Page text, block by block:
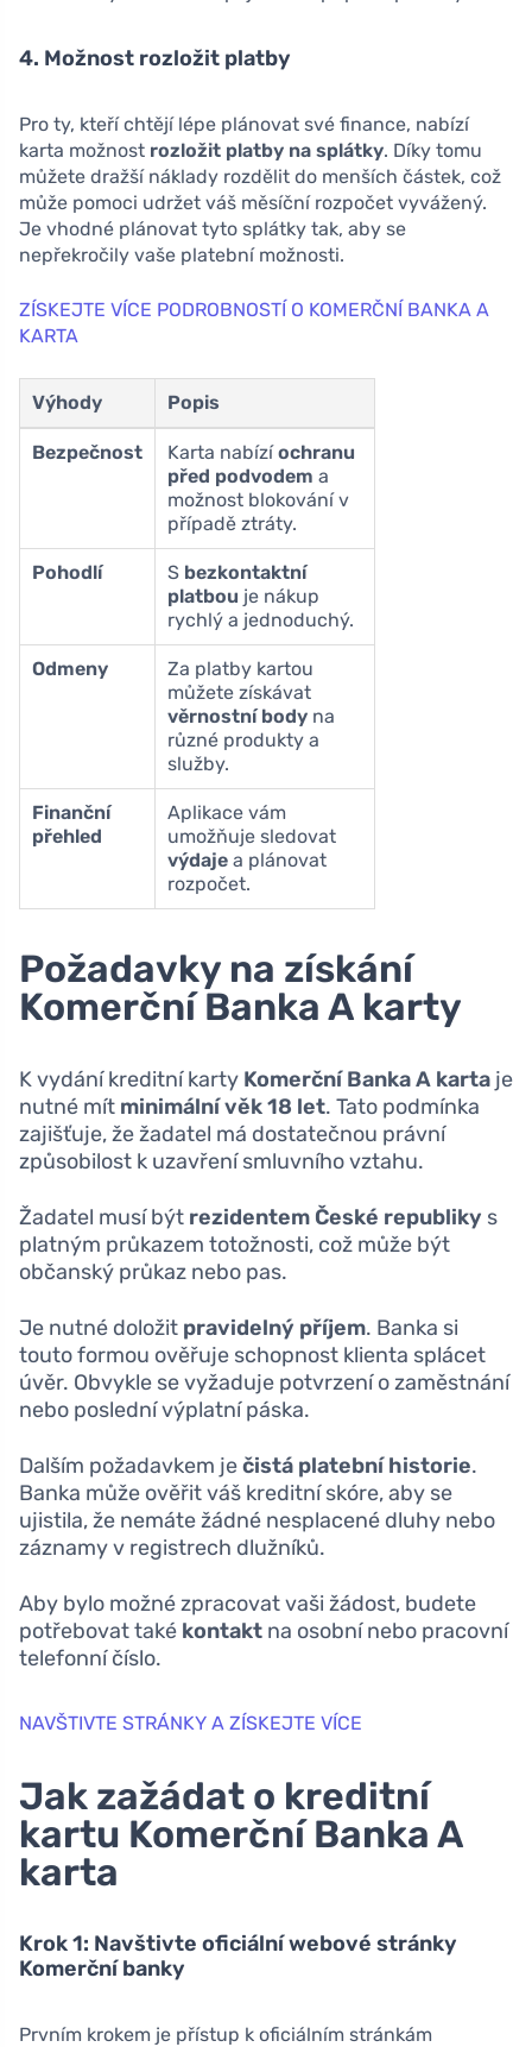
4. Možnost rozložit platby
Pro ty, kteří chtějí lépe plánovat své finance, nabízí
karta možnost rozložit platby na splátky. Díky tomu
můžete dražší náklady rozdělit do menších částek, což
může pomoci udržet váš měsíční rozpočet vyvážený.
Je vhodné plánovat tyto splátky tak, aby se
nepřekročily vaše platební možnosti.
ZÍSKEJTE VÍCE PODROBNOSTÍ O KOMERČNÍ BANKA A
KARTA
Výhody Popis
Bezpečnost Karta nabízíochranu
před podvodem a
možnost blokování v
případě ztráty.
Pohodlí S bezkontaktní
platbou je nákup
rychlý a jednoduchý.
Odmeny
Za platby kartou
můžete získávat
věrnostní body na
různé produkty a
služby.
Finanční
přehled
Aplikace vám
umožňuje sledovat
výdaje a plánovat
rozpočet.
Požadavky na získání
Komerční Banka A karty
K vydání kreditní karty Komerční Banka A karta je
nutné mít minimální věk 18 let. Tato podmínka
zajišťuje, že žadatel má dostatečnou právní
způsobilost k uzavření smluvního vztahu.
Žadatel musí být rezidentem České republiky s
platným průkazem totožnosti, což může být
občanský průkaz nebo pas.
Je nutné doložit pravidelný příjem. Banka si
touto formou ověřuje schopnost klienta splácet
úvěr. Obvykle se vyžaduje potvrzení o zaměstnání
nebo poslední výplatní páska.
Dalším požadavkem ječistá platební historie.
Banka může ověřit váš kreditní skóre, aby se
ujistila, že nemáte žádné nesplacené dluhy nebo
záznamy v registrech dlužníků.
Aby bylo možné zpracovat vaši žádost, budete
potřebovat také kontakt na osobní nebo pracovní
telefonní číslo.
NAVŠTIVTE STRÁNKY A ZÍSKEJTE VÍCE
Jak zažádat o kreditní
kartu Komerční Banka A
karta
Krok 1: Navštivte oficiální webové stránky
Komerční banky
Prvním krokem je přístup k oficiálním stránkám